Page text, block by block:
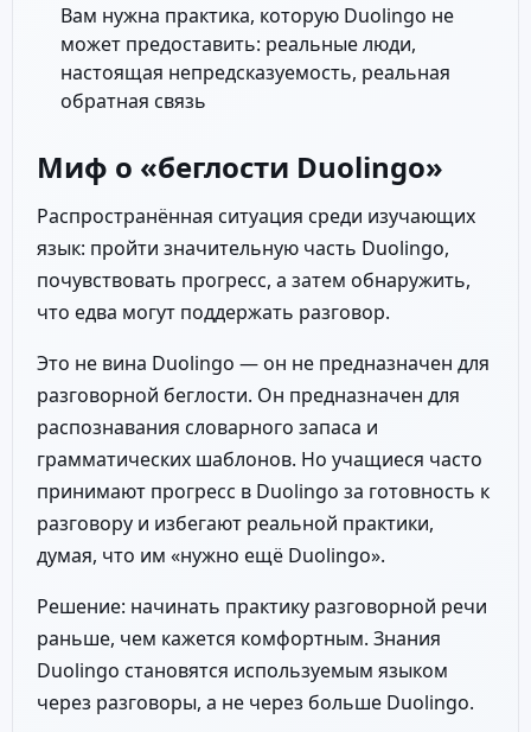
Вам нужна практика, которую Duolingo не
может предоставить: реальные люди,
настоящая непредсказуемость, реальная
обратная связь
Миф о «беглости Duolingo»
Распространённая ситуация среди изучающих
язык: пройти значительную часть Duolingo,
почувствовать прогресс, а затем обнаружить,
что едва могут поддержать разговор.
Это не вина Duolingo — он не предназначен для
разговорной беглости. Он предназначен для
распознавания словарного запаса и
грамматических шаблонов. Но учащиеся часто
принимают прогресс в Duolingo за готовность к
разговору и избегают реальной практики,
думая, что им «нужно ещё Duolingo».
Решение: начинать практику разговорной речи
раньше, чем кажется комфортным. Знания
Duolingo становятся используемым языком
через разговоры, а не через больше Duolingo.